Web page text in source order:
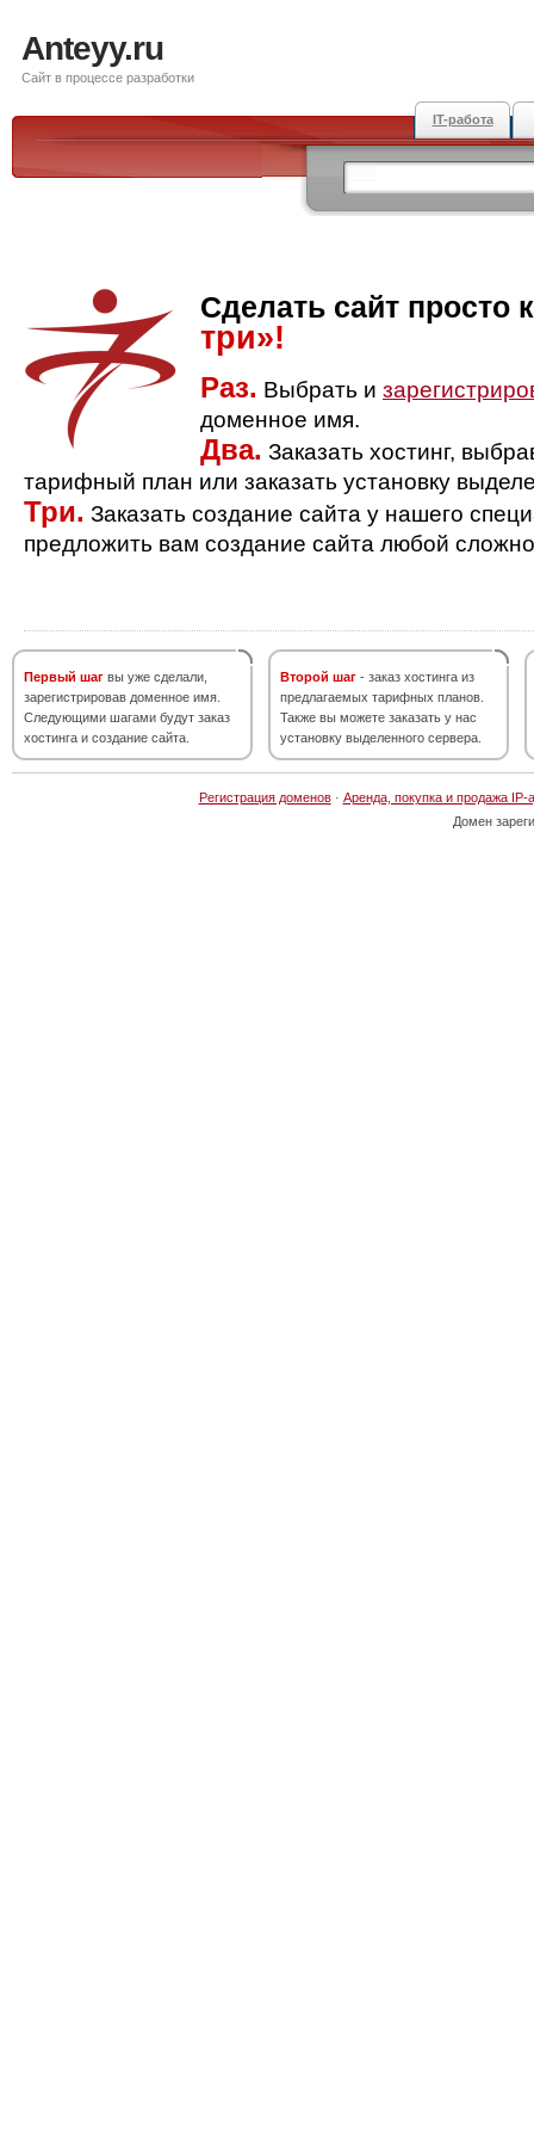
Anteyy.ru
Сайт в процессе разработки
IT-работа
Сделать сайт просто
три»!
Раз. Выбрать и
доменное имя.
Два. Заказать хостинг,
тарифный план или заказать установку
Три. Заказать создание сайта у нашего
предложить вам создание сайта любой
Первый шаг вы уже сделали,
зарегистрировав доменное имя.
Следующими шагами будут заказ
хостинга и создание сайта.
Второй шаг - заказ хостинга из
предлагаемых тарифных планов.
Также вы можете заказать у нас
установку выделенного сервера.
Регистрация доменов· Аренда, покупка и продажа IP-
Домен